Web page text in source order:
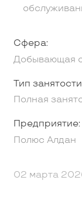
Сфера:
Добывающая
Тип
Полная
Предприятие:
Полюс Алдан
02 марта